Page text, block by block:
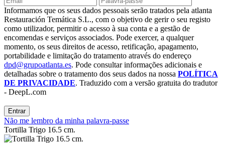
Informamos que os seus dados pessoais serão tratados pela atlanta
Restauración Temática S.L., com o objetivo de gerir o seu registo
como utilizador, permitir o acesso à sua conta e a gestão de
encomendas e serviços associados. Pode exercer, a qualquer
momento, os seus direitos de acesso, retificação, apagamento,
portabilidade e limitação do tratamento através do endereço
dpd@grupoatlanta.es. Pode consultar informações adicionais e
detalhadas sobre o tratamento dos seus dados na nossa POLÍTICA
DE PRIVACIDADE. Traduzido com a versão gratuita do tradutor
- DeepL.com
Entrar
Não me lembro da minha palavra-passe
Tortilla Trigo 16.5 cm.